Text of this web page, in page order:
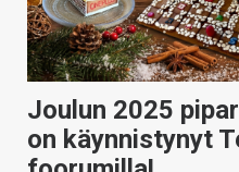
Joulun 2025
on käynnistynyt